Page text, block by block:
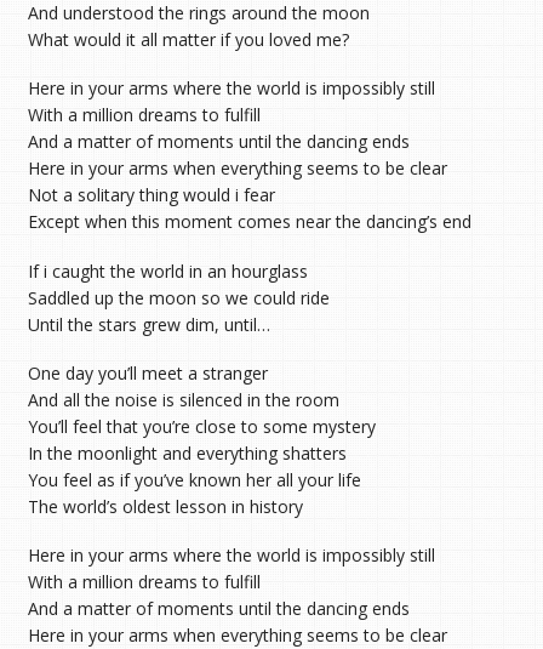
And understood the rings around the moon
What would it all matter if you loved me?
Here in your arms where the world is impossibly still
With a million dreams to fulfill
And a matter of moments until the dancing ends
Here in your arms when everything seems to be clear
Not a solitary thing would i fear
Except when this moment comes near the dancing’s end
If i caught the world in an hourglass
Saddled up the moon so we could ride
Until the stars grew dim, until…
One day you’ll meet a stranger
And all the noise is silenced in the room
You’ll feel that you’re close to some mystery
In the moonlight and everything shatters
You feel as if you’ve known her all your life
The world’s oldest lesson in history
Here in your arms where the world is impossibly still
With a million dreams to fulfill
And a matter of moments until the dancing ends
Here in your arms when everything seems to be clear